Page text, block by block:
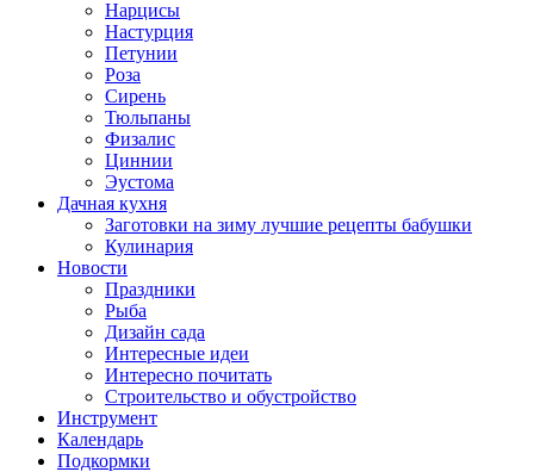
Нарцисы
Настурция
Петунии
Роза
Сирень
Тюльпаны
Физалис
Циннии
Эустома
Дачная кухня
Заготовки на зиму лучшие рецепты бабушки
Кулинария
Новости
Праздники
Рыба
Дизайн сада
Интересные идеи
Интересно почитать
Строительство и обустройство
Инструмент
Календарь
Подкормки